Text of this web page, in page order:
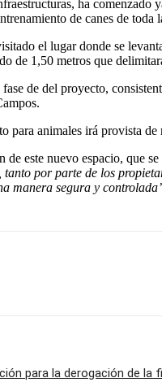
ha
de canes de toda
el lugar donde se
de 1,50 metros que
de del proyecto,
para animales irá provista
este nuevo espacio, que
por parte de los
manera segura y
para la derogación de la